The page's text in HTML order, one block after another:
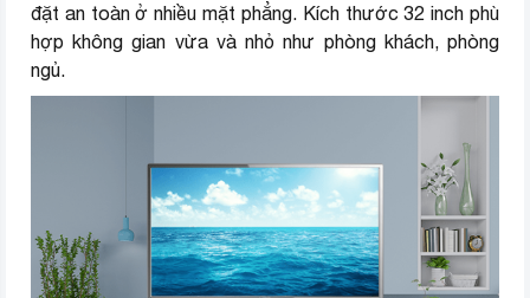
đặt an toàn ở nhiều mặt phẳng. Kích thước 32 inch phù
hợp không gian vừa và nhỏ như phòng khách, phòng
ngủ.